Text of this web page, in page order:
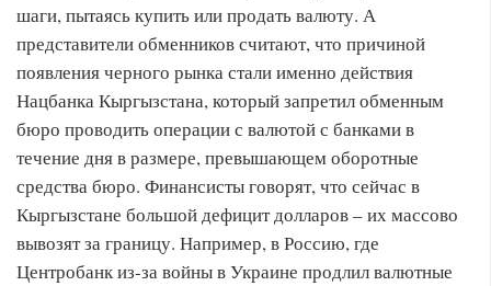
шаги, пытаясь купить или продать валюту. А
представители обменников считают, что причиной
появления черного рынка стали именно действия
Нацбанка Кыргызстана, который запретил обменным
бюро проводить операции с валютой с банками в
течение дня в размере, превышающем оборотные
средства бюро. Финансисты говорят, что сейчас в
Кыргызстане большой дефицит долларов – их массово
вывозят за границу. Например, в Россию, где
Центробанк из-за войны в Украине продлил валютные